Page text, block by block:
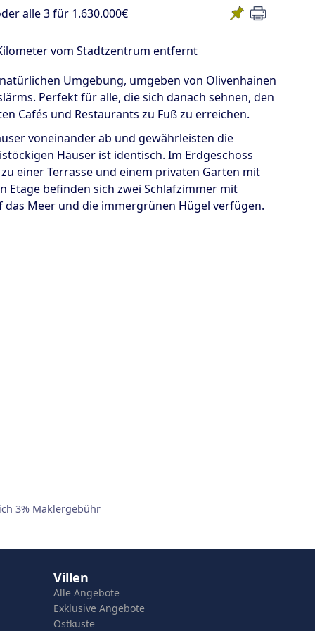
alle 3 für 1.630.000€
vom Stadtzentrum entfernt
Umgebung, umgeben von Olivenhainen
Perfekt für alle, die sich danach sehnen, den
Cafés und Restaurants zu Fuß zu erreichen.
voneinander ab und gewährleisten die
Häuser ist identisch. Im Erdgeschoss
einer Terrasse und einem privaten Garten mit
Etage befinden sich zwei Schlafzimmer mit
Meer und die immergrünen Hügel verfügen.
3% Maklergebühr
Villen
Alle Angebote
Exklusive Angebote
Ostküste